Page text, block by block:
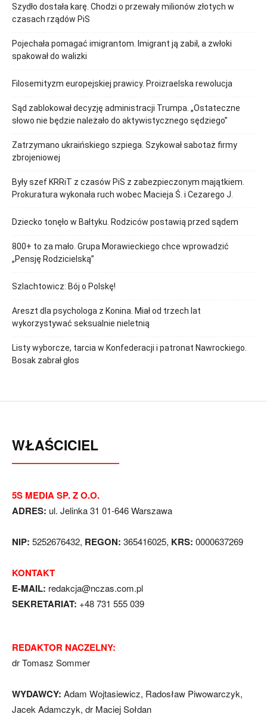
Szydło dostała karę. Chodzi o przewały milionów złotych w
czasach rządów PiS
Pojechała pomagać imigrantom. Imigrant ją zabił, a zwłoki
spakował do walizki
Filosemityzm europejskiej prawicy. Proizraelska rewolucja
Sąd zablokował decyzję administracji Trumpa. „Ostateczne
słowo nie będzie należało do aktywistycznego sędziego”
Zatrzymano ukraińskiego szpiega. Szykował sabotaż firmy
zbrojeniowej
Były szef KRRiT z czasów PiS z zabezpieczonym majątkiem.
Prokuratura wykonała ruch wobec Macieja Ś. i Cezarego J.
Dziecko tonęło w Bałtyku. Rodziców postawią przed sądem
800+ to za mało. Grupa Morawieckiego chce wprowadzić
„Pensję Rodzicielską”
Szlachtowicz: Bój o Polskę!
Areszt dla psychologa z Konina. Miał od trzech lat
wykorzystywać seksualnie nieletnią
Listy wyborcze, tarcia w Konfederacji i patronat Nawrockiego.
Bosak zabrał głos
WŁAŚCICIEL
5S MEDIA SP. Z O.O.
ADRES: ul. Jelinka 31 01-646 Warszawa
NIP: 5252676432, REGON: 365416025, KRS: 0000637269
KONTAKT
E-MAIL: redakcja@nczas.com.pl
SEKRETARIAT: +48 731 555 039
REDAKTOR NACZELNY:
dr Tomasz Sommer
WYDAWCY: Adam Wojtasiewicz, Radosław Piwowarczyk,
Jacek Adamczyk, dr Maciej Sołdan